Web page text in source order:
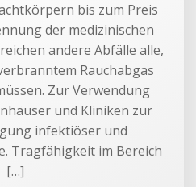
bis zum Preis
der medizinischen
andere Abfälle alle,
Rauchabgas
Zur Verwendung
und Kliniken zur
infektiöser und
Tragfähigkeit im Bereich
[…]